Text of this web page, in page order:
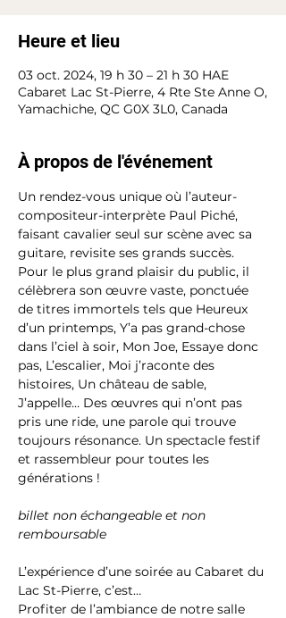
Heure et lieu
03 oct. 2024, 19 h 30 – 21 h 30 HAE
Cabaret Lac St-Pierre, 4 Rte Ste Anne O,
Yamachiche, QC G0X 3L0, Canada
À propos de l'événement
Un rendez-vous unique où l’auteur-
compositeur-interprète Paul Piché,
faisant cavalier seul sur scène avec sa
guitare, revisite ses grands succès.
Pour le plus grand plaisir du public, il
célèbrera son œuvre vaste, ponctuée
de titres immortels tels que Heureux
d’un printemps, Y’a pas grand-chose
dans l’ciel à soir, Mon Joe, Essaye donc
pas, L’escalier, Moi j’raconte des
histoires, Un château de sable,
J’appelle… Des œuvres qui n’ont pas
pris une ride, une parole qui trouve
toujours résonance. Un spectacle festif
et rassembleur pour toutes les
générations !
billet non échangeable et non
remboursable
L’expérience d’une soirée au Cabaret du
Lac St-Pierre, c’est…
Profiter de l’ambiance de notre salle